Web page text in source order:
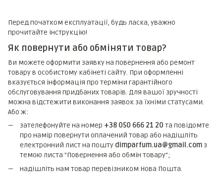
Перед початком експлуатації, будь ласка, уважно
прочитайте інструкцію!
Як повернути або обміняти товар?
Ви можете оформити заявку на повернення або ремонт
товару в особистому кабінеті сайту. При оформленні
вказується інформація про терміни гарантійного
обслуговування придбаних товарів. Для вашої зручності
можна відстежити виконання заявок за їхніми статусами.
Або ж:
зателефонуйте на номер +38 050 666 21 20 та повідомте
про намір повернути оплачений товар або надішліть
електронний лист на пошту dimparfum.ua@gmail.com з
темою листа "Повернення або обмін товару";
надішліть нам товар перевізником Нова Пошта.